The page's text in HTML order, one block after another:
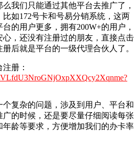
我们只能通过其他平台去推广了，
如172号卡和号易分销系统，这两
的用户更多，拥有200W+的用户，
，还没有注册过的朋友，直接点击
后就是平台的一级代理合伙人了。
册：
个复杂的问题，涉及到用户、平台和
的时候，还是要尽量仔细阅读每张
龄等要求，方便增加我们的办卡率